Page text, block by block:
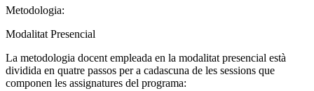
Metodologia:
Modalitat Presencial
La metodologia docent empleada en la modalitat presencial està
dividida en quatre passos per a cadascuna de les sessions que
componen les assignatures del programa: